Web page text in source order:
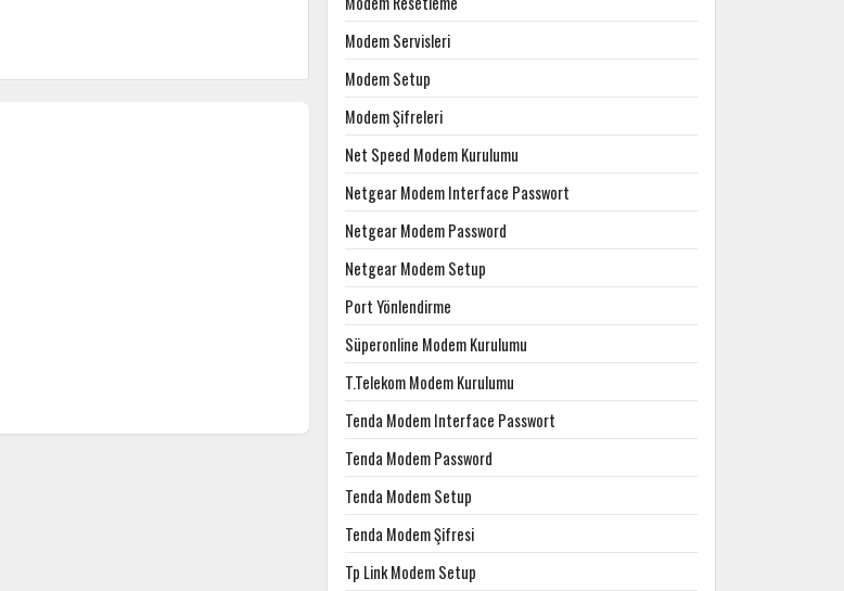
Modem Servisleri
Modem Setup
Modem Şifreleri
Net Speed Modem Kurulumu
Netgear Modem Interface Passwort
Netgear Modem Password
Netgear Modem Setup
Port Yönlendirme
Süperonline Modem Kurulumu
T.Telekom Modem Kurulumu
Tenda Modem Interface Passwort
Tenda Modem Password
Tenda Modem Setup
Tenda Modem Şifresi
Tp Link Modem Setup